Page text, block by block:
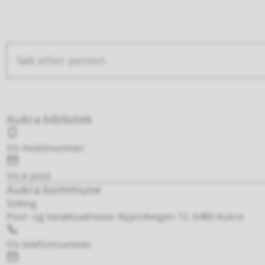
Søketekst
Aukra bibliotek
Vis mobilnummer
post
Vis e-post
Aukra kommune
Stilling
Post- og besøksadresse: Nyjordvegen 12, 6480 Aukra
Vis telefonnummer